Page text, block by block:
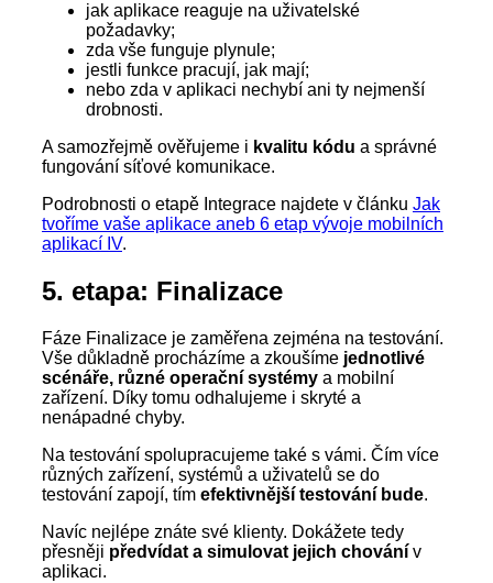
jak aplikace reaguje na uživatelské
požadavky;
zda vše funguje plynule;
jestli funkce pracují, jak mají;
nebo zda v aplikaci nechybí ani ty nejmenší
drobnosti.
A samozřejmě ověřujeme i kvalitu kódu a správné
fungování síťové komunikace.
Podrobnosti o etapě Integrace najdete v článku Jak
tvoříme vaše aplikace aneb 6 etap vývoje mobilních
aplikací IV.
5. etapa: Finalizace
Fáze Finalizace je zaměřena zejména na testování.
Vše důkladně procházíme a zkoušíme jednotlivé
scénáře, různé operační systémy a mobilní
zařízení. Díky tomu odhalujeme i skryté a
nenápadné chyby.
Na testování spolupracujeme také s vámi. Čím více
různých zařízení, systémů a uživatelů se do
testování zapojí, tím efektivnější testování bude.
Navíc nejlépe znáte své klienty. Dokážete tedy
přesněji předvídat a simulovat jejich chování v
aplikaci.